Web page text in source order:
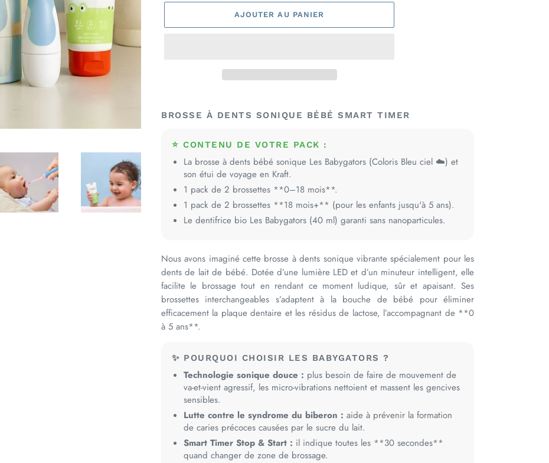
AJOUTER AU PANIER
d'un
votre
panier
BROSSE À DENTS SONIQUE BÉBÉ SMART TIMER
⭐ CONTENU DE VOTRE PACK :
La brosse à dents bébé sonique Les Babygators (Coloris Bleu ciel ☁️) et
son étui de voyage en Kraft.
1 pack de 2 brossettes **0–18 mois**.
1 pack de 2 brossettes **18 mois+** (pour les enfants jusqu'à 5 ans).
Le dentifrice bio Les Babygators (40 ml) garanti sans nanoparticules.
Nous avons imaginé cette brosse à dents sonique vibrante spécialement pour les
dents de lait de bébé. Dotée d’une lumière LED et d’un minuteur intelligent, elle
facilite le brossage tout en rendant ce moment ludique, sûr et apaisant. Ses
brossettes interchangeables s’adaptent à la bouche de bébé pour éliminer
efficacement la plaque dentaire et les résidus de lactose, l’accompagnant de **0
à 5 ans**.
✨ POURQUOI CHOISIR LES BABYGATORS ?
Technologie sonique douce : plus besoin de faire de mouvement de
va-et-vient agressif, les micro-vibrations nettoient et massent les gencives
sensibles.
Lutte contre le syndrome du biberon : aide à prévenir la formation
de caries précoces causées par le sucre du lait.
Smart Timer Stop & Start : il indique toutes les **30 secondes**
quand changer de zone de brossage.